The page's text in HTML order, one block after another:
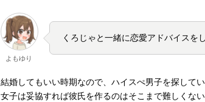
よもゆり
くろじゃと一緒に恋愛アドバイスを
結婚してもいい時期なので、ハイスぺ男子を探してい
女子は妥協すれば彼氏を作るのはそこまで難しくな